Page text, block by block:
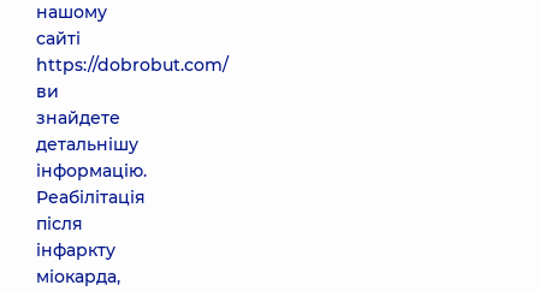
нашому
сайті
https://dobrobut.com/
ви
знайдете
детальнішу
інформацію.
Реабілітація
після
інфаркту
міокарда,